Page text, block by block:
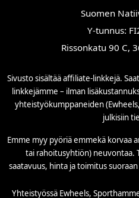
Suomen
Y-tunnus:
Rissonkatu 90 C,
Sivusto sisältää affiliate-linkkejä.
linkkejämme – ilman
yhteistyökumppaneiden
julkisiin
Emme myy pyöriä emmekä korvaa
tai rahoitusyhtiön) neuvontaa.
saatavuus, hinta ja toimitus
Yhteistyössä Ewheels,